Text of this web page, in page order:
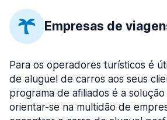
Empresas de
Para os operadores turísticos é
de aluguel de carros aos seus
programa de afiliados é a
orientar-se na multidão de